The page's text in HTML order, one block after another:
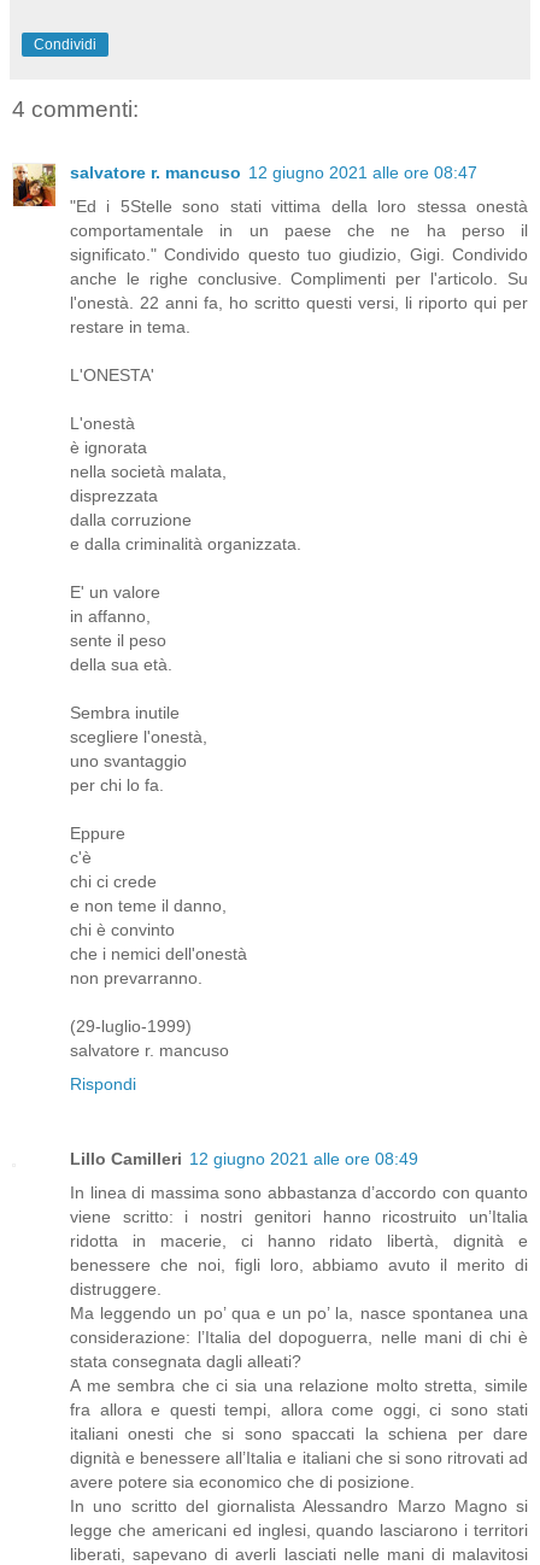
Condividi
4 commenti:
salvatore r. mancuso 12 giugno 2021 alle ore 08:47
"Ed i 5Stelle sono stati vittima della loro stessa onestà
comportamentale in un paese che ne ha perso il
significato." Condivido questo tuo giudizio, Gigi. Condivido
anche le righe conclusive. Complimenti per l'articolo. Su
l'onestà. 22 anni fa, ho scritto questi versi, li riporto qui per
restare in tema.
L'ONESTA'
L'onestà
è ignorata
nella società malata,
disprezzata
dalla corruzione
e dalla criminalità organizzata.
E' un valore
in affanno,
sente il peso
della sua età.
Sembra inutile
scegliere l'onestà,
uno svantaggio
per chi lo fa.
Eppure
c'è
chi ci crede
e non teme il danno,
chi è convinto
che i nemici dell'onestà
non prevarranno.
(29-luglio-1999)
salvatore r. mancuso
Rispondi
Lillo Camilleri 12 giugno 2021 alle ore 08:49
In linea di massima sono abbastanza d’accordo con quanto
viene scritto: i nostri genitori hanno ricostruito un’Italia
ridotta in macerie, ci hanno ridato libertà, dignità e
benessere che noi, figli loro, abbiamo avuto il merito di
distruggere.
Ma leggendo un po’ qua e un po’ la, nasce spontanea una
considerazione: l’Italia del dopoguerra, nelle mani di chi è
stata consegnata dagli alleati?
A me sembra che ci sia una relazione molto stretta, simile
fra allora e questi tempi, allora come oggi, ci sono stati
italiani onesti che si sono spaccati la schiena per dare
dignità e benessere all’Italia e italiani che si sono ritrovati ad
avere potere sia economico che di posizione.
In uno scritto del giornalista Alessandro Marzo Magno si
legge che americani ed inglesi, quando lasciarono i territori
liberati, sapevano di averli lasciati nelle mani di malavitosi